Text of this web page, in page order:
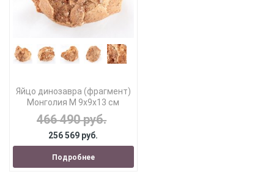
Яйцо динозавра (фрагмент)
Монголия M 9х9х13 см
466 490 руб.
256 569 руб.
Подробнее